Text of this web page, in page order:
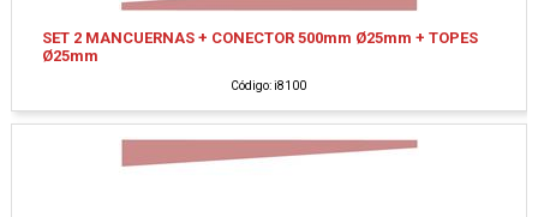
SET 2 MANCUERNAS + CONECTOR 500mm Ø25mm + TOPES
Ø25mm
Código: i8100